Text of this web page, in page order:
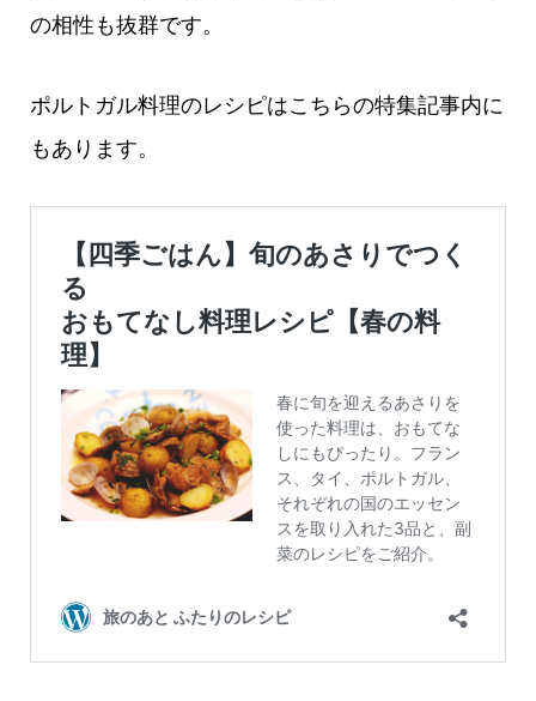
の相性も抜群です。
ポルトガル料理のレシピはこちらの特集記事内に
もあります。